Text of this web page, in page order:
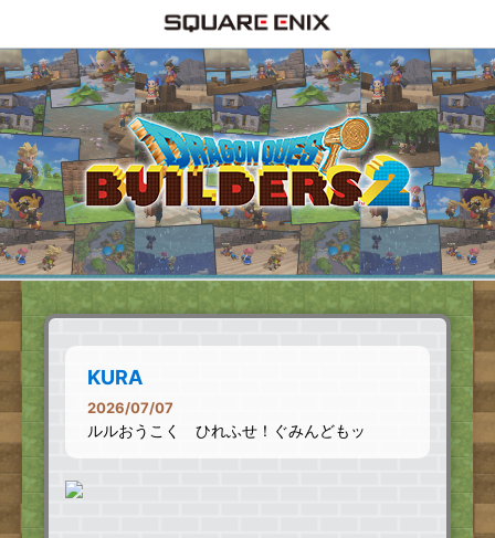
KURA
2026/07/07
ルルおうこく ひれふせ！ぐみんどもッ